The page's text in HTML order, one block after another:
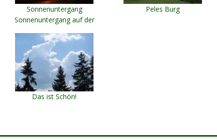
Sonnenuntergang
Sonnenuntergang auf der
Peles Burg
Das ist Schön!